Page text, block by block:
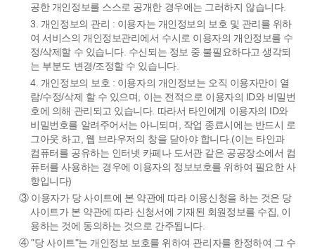
공한 개인정보를 스스로 공개한 경우에는 그러하지 않습니다.
3. 개인정보의 관리 : 이용자는 개인정보의 보호 및 관리를 위하
여 서비스의 개인정보관리에서 수시로 이용자의 개인정보를 수
정/삭제할 수 있습니다. 수신되는 정보 중 불필요하다고 생각되
는 부분도 변경/조정할 수 있습니다.
4. 개인정보의 보호 : 이용자의 개인정보는 오직 이용자만이 열
람/수정/삭제 할 수 있으며, 이는 전적으로 이용자의 ID와 비밀번
호에 의해 관리되고 있습니다. 따라서 타인에게 이용자의 ID와
비밀번호를 알려주어서는 아니되며, 작업 종료시에는 반드시 로
그아웃 하고, 웹 브라우저의 창을 닫아야 합니다.(이는 타인과
컴퓨터를 공유하는 인터넷 카페나 도서관 같은 공공장소에서 컴
퓨터를 사용하는 경우에 이용자의 정보보호를 위하여 필요한 사
항입니다)
③ 이용자가 당 사이트에 본 약관에 따라 이용신청을 하는 것은 당
사이트가 본 약관에 따라 신청서에 기재된 회원정보를 수집, 이
용하는 것에 동의하는 것으로 간주됩니다.
④ "당 사이트"는 개인정보 보호를 위하여 관리자를 한정하여 그 수